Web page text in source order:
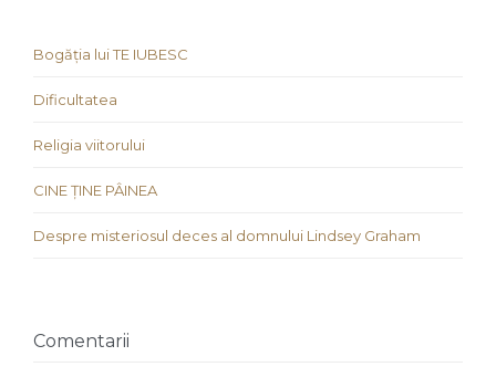
Bogăția lui TE IUBESC
Dificultatea
Religia viitorului
CINE ȚINE PÂINEA
Despre misteriosul deces al domnului Lindsey Graham
Comentarii